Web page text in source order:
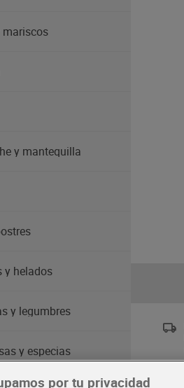
mariscos
y mantequilla
y helados
y legumbres
y especias
por tu privacidad